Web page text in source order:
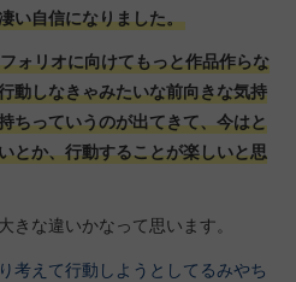
い自信になりました。
ォリオに向けてもっと作品作らな
動しなきゃみたいな前向きな気持
ちっていうのが出てきて、今はと
とか、行動することが楽しいと思
きな違いかなって思います。
考えて行動しようとしてるみやち